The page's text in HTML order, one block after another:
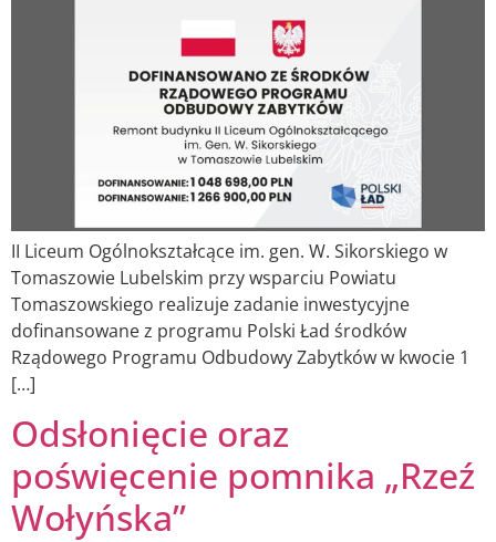
II Liceum Ogólnokształcące im. gen. W. Sikorskiego w
Tomaszowie Lubelskim przy wsparciu Powiatu
Tomaszowskiego realizuje zadanie inwestycyjne
dofinansowane z programu Polski Ład środków
Rządowego Programu Odbudowy Zabytków w kwocie 1
[…]
Odsłonięcie oraz
poświęcenie pomnika „Rzeź
Wołyńska”